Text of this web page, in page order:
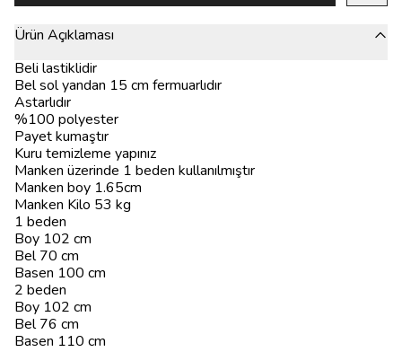
Ürün Açıklaması
Beli lastiklidir
Bel sol yandan 15 cm fermuarlıdır
Astarlıdır
%100 polyester
Payet kumaştır
Kuru temizleme yapınız
Manken üzerinde 1 beden kullanılmıştır
Manken boy 1.65cm
Manken Kilo 53 kg
1 beden
Boy 102 cm
Bel 70 cm
Basen 100 cm
2 beden
Boy 102 cm
Bel 76 cm
Basen 110 cm